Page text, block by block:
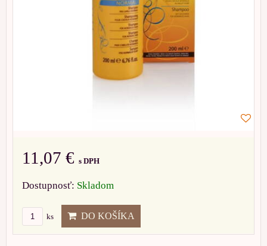
11,07 € s DPH
Dostupnosť: Skladom
ks DO KOŠÍKA